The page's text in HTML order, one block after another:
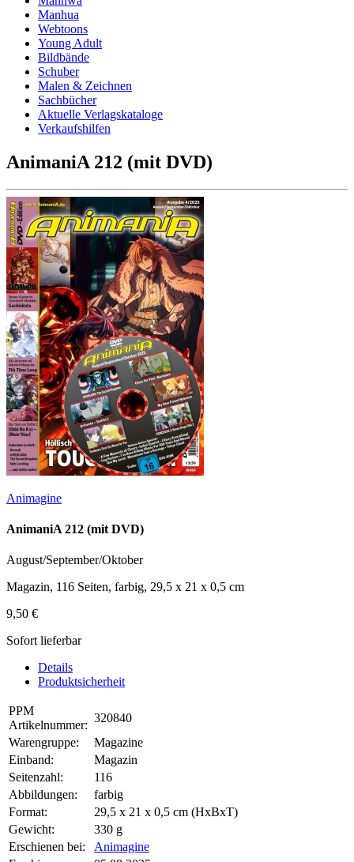
Manhua
Webtoons
Young Adult
Bildbände
Schuber
Malen & Zeichnen
Sachbücher
Aktuelle Verlagskataloge
Verkaufshilfen
AnimaniA 212 (mit DVD)
Animagine
AnimaniA 212 (mit DVD)
August/September/Oktober
Magazin, 116 Seiten, farbig, 29,5 x 21 x 0,5 cm
9,50 €
Sofort lieferbar
Details
Produktsicherheit
PPM
Artikelnummer:
320840
Warengruppe:
Magazine
Einband:
Magazin
Seitenzahl:
116
Abbildungen:
farbig
Format:
29,5 x 21 x 0,5 cm (HxBxT)
Gewicht:
330 g
Erschienen bei:
Animagine